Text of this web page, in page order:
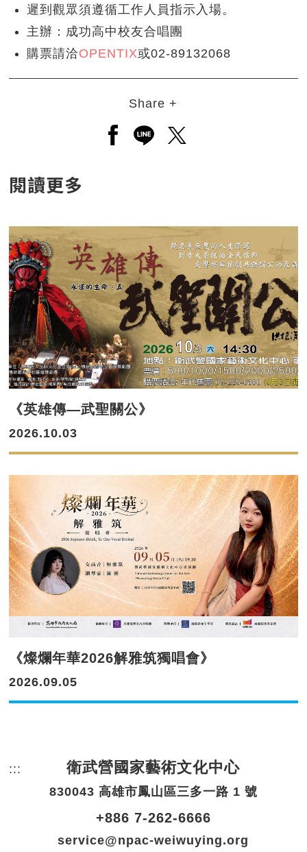
遲到觀眾須遵循工作人員指示入場。
主辦：成功高中校友合唱團
購票請洽OPENTIX或02-89132068
Share +
另開新視窗分享至facebook
另開新視窗分享至line
另開新視窗分享至
閱讀更多
《英雄傳—武聖關公》
2026.10.03
《燦爛年華2026解雅筑獨唱會》
2026.09.05
::: 頁尾網站資訊。
衛武營國家藝術文化中心
830043 高雄市鳳山區三多一路 1 號
+886 7-262-6666
service@npac-weiwuying.org